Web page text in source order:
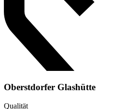
Oberstdorfer Glashütte
Qualität